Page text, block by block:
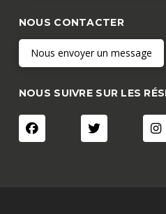
NOUS CONTACTER
Nous envoyer un message
NOUS SUIVRE SUR LES